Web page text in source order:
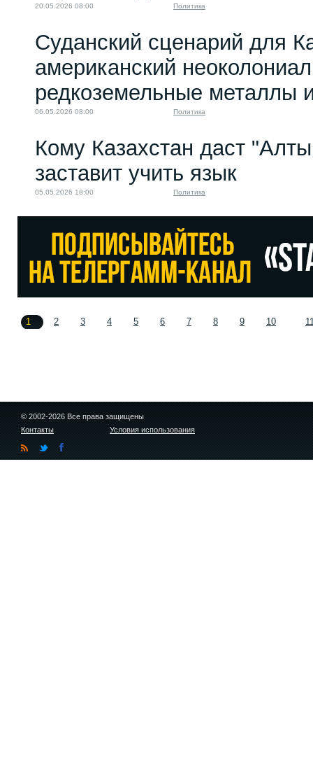
20.05.2026 08:00 Политика
Суданский сценарий для
американский
редкоземельные металлы
06.05.2026 08:00 Политика
Кому Казахстан даст
заставит учить язык
05.05.2026 18:00 Политика
1 2 3 4 5 6 7 8 9 10
© 2002-2026 Все права защищены
Контакты
Условия использования